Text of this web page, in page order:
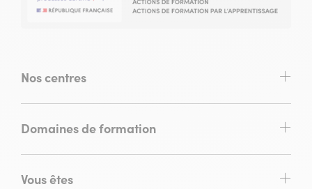
Nos centres
Domaines de formation
Vous êtes